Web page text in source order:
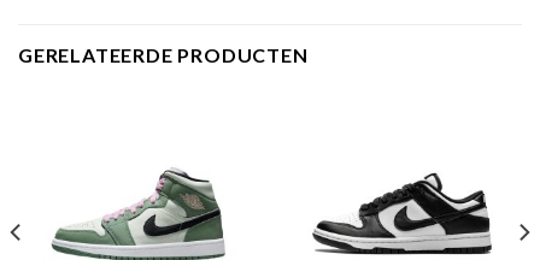
GERELATEERDE PRODUCTEN